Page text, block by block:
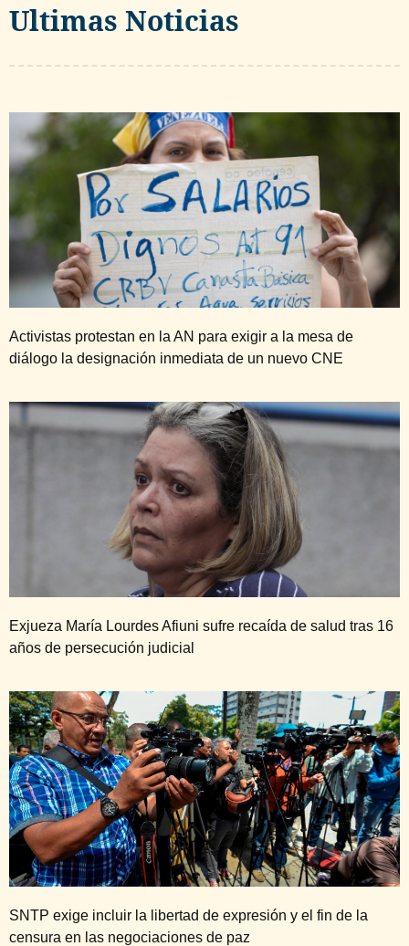
Ultimas Noticias
Activistas protestan en la AN para exigir a la mesa de
diálogo la designación inmediata de un nuevo CNE
Exjueza María Lourdes Afiuni sufre recaída de salud tras 16
años de persecución judicial
SNTP exige incluir la libertad de expresión y el fin de la
censura en las negociaciones de paz